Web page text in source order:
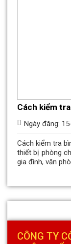
Cách kiểm
Ngày đăng:
Cách kiểm tra
thiết bị phòng
gia đình, văn
CÔNG TY